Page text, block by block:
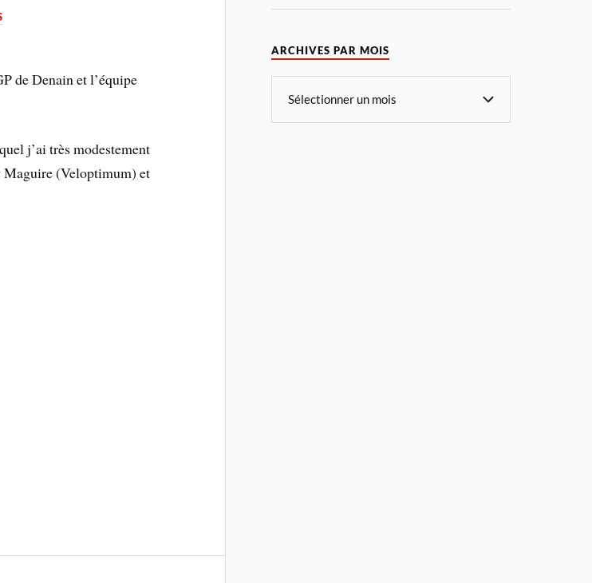
de Denain et l’équipe
j’ai très modestement
Maguire (Veloptimum) et
ARCHIVES PAR MOIS